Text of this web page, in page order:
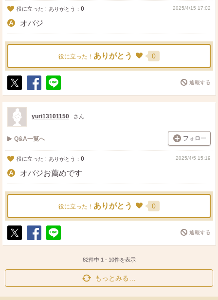
役に立った！ありがとう： 0 2025/4/15 17:02
オバジ
役に立った！ ありがとう 0
ポ
ス
ト
シ
ェ
送
る
通報する
yuri13101150 さん
Q&A一覧へ フォロー
役に立った！ありがとう： 0 2025/4/5 15:19
オバジお薦めです
役に立った！ ありがとう 0
ポ
シ
送
通報する
82件中 1 - 10件を表示
もっとみる…